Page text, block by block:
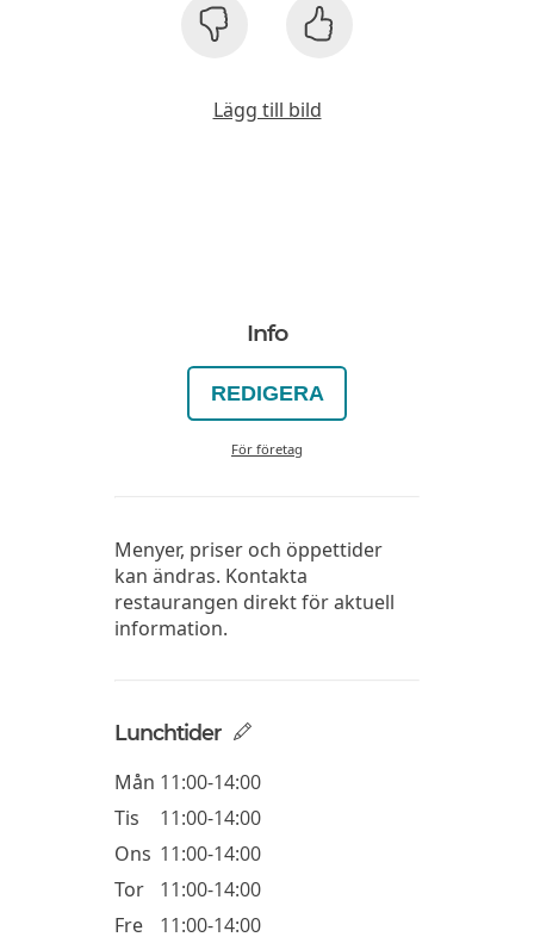
Lägg till bild
Info
REDIGERA
För företag
Menyer, priser och öppettider
kan ändras. Kontakta
restaurangen direkt för aktuell
information.
Lunchtider
Mån 11:00-14:00
Tis
11:00-14:00
Ons 11:00-14:00
Tor
11:00-14:00
Fre
11:00-14:00